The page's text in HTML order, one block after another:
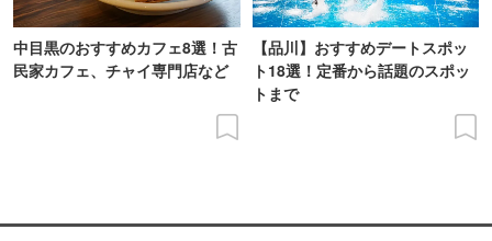
中目黒のおすすめカフェ8選！古
民家カフェ、チャイ専門店など
【品川】おすすめデートスポッ
ト18選！定番から話題のスポッ
トまで